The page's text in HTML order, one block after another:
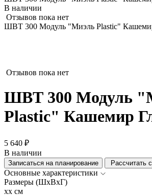
В наличии
Отзывов пока нет
ШВТ 300 Модуль "Миэль Plastic"
Отзывов пока нет
ШВТ 300 Модуль
Plastic" Кашемир
5 640 ₽
В наличии
Записаться на планирование Рассчитать
Основные характеристики
Размеры (ШхВхГ)
xx см